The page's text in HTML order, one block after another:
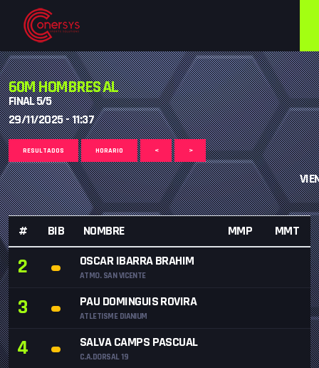
60M HOMBRES AL
FINAL 5/5
29/11/2025 - 11:37
RESULTADOS HORARIO < >
# BIB NOMBRE MMP MMT
2 OSCAR IBARRA BRAHIM
ATMO. SAN VICENTE
3 PAU DOMINGUIS ROVIRA
ATLETISME DIANIUM
4 SALVA CAMPS PASCUAL
C.A.DORSAL 19